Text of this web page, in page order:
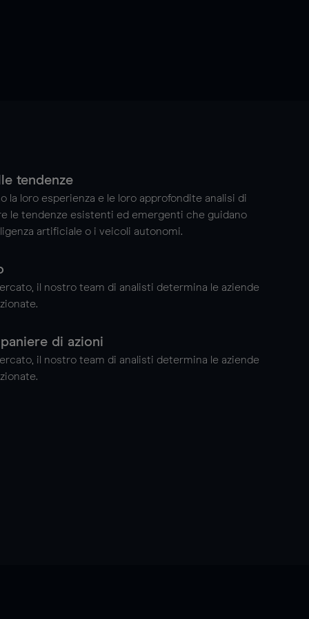
tendenze
la loro esperienza e le loro approfondite analisi di
le tendenze esistenti ed emergenti che guidano
artificiale o i veicoli autonomi.
il nostro team di analisti determina le aziende
di azioni
il nostro team di analisti determina le aziende